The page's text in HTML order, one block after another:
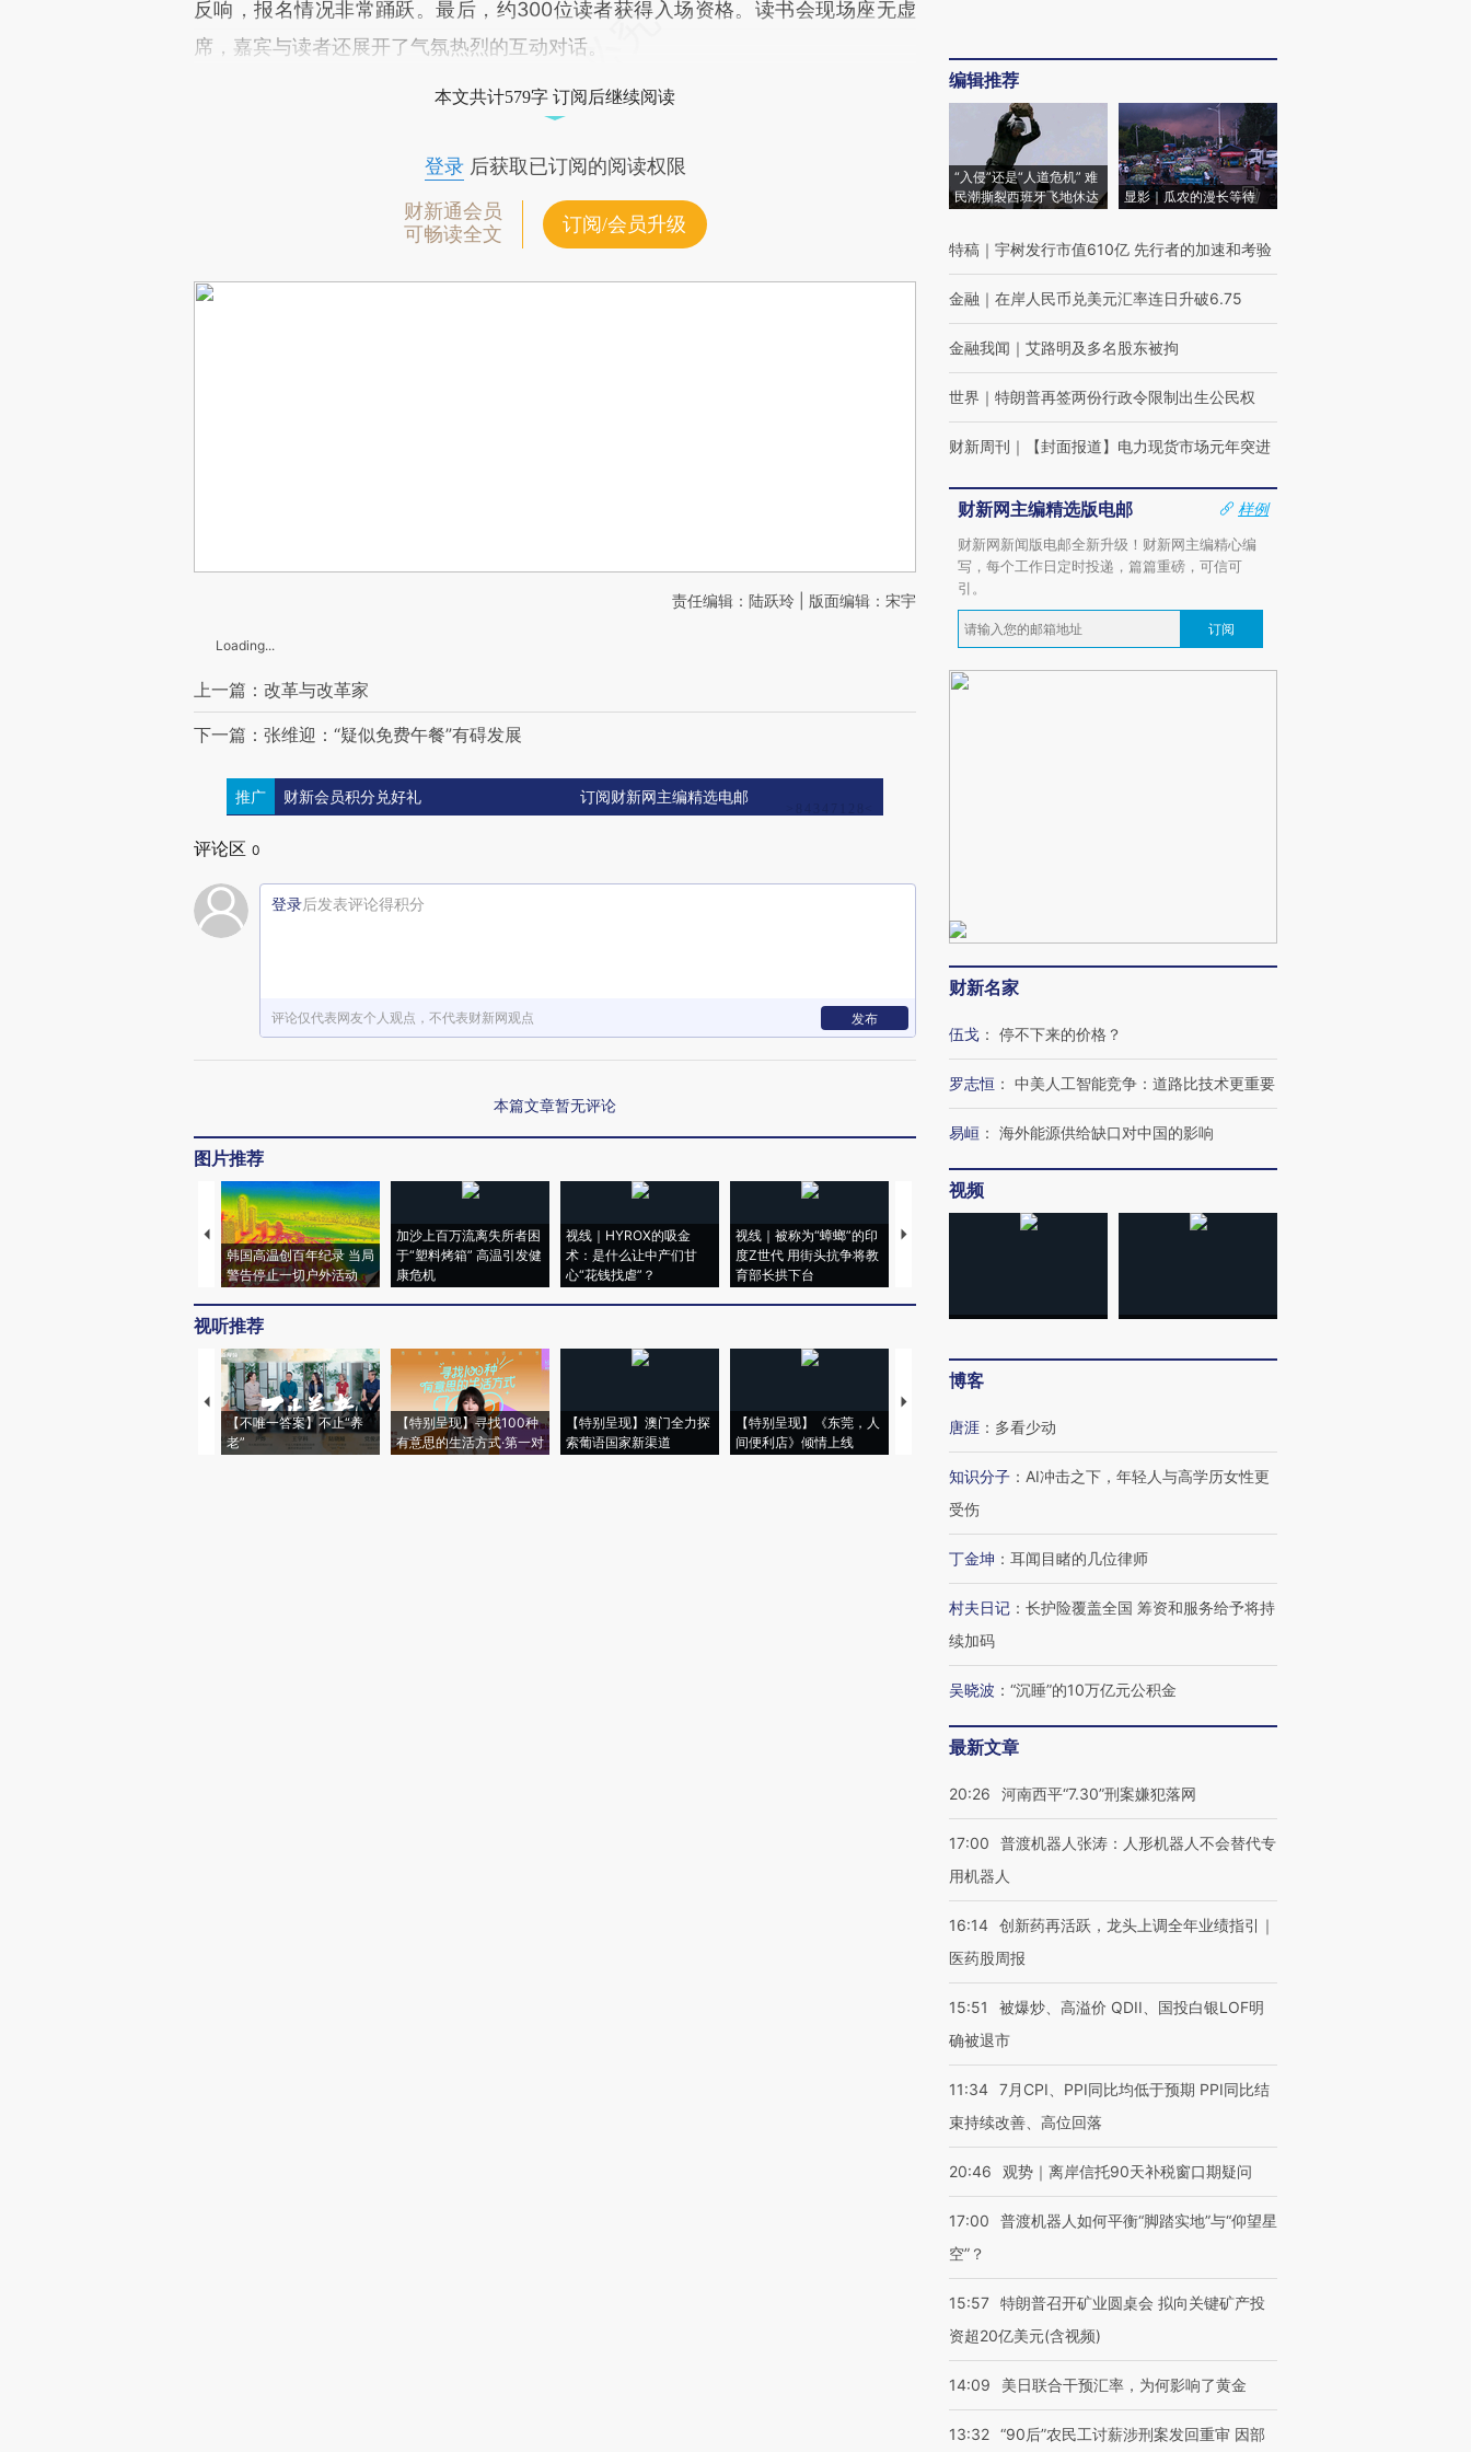
反响，报名情况非常踊跃。最后，约300位读者获得入场资格。读书会现场座无虚
席，嘉宾与读者还展开了气氛热烈的互动对话。
本文共计579字 订阅后继续阅读
登录后获取已订阅的阅读权限
财新通会员
可畅读全文
订阅/会员升级
责任编辑：陆跃玲 | 版面编辑：宋宇
Loading...
上一篇：改革与改革家
下一篇：张维迎：“疑似免费午餐”有碍发展
推广 财新会员积分兑好礼 订阅财新网主编精选电邮
评论区 0
登录后发表评论得积分
评论仅代表网友个人观点，不代表财新网观点 发布
本篇文章暂无评论
图片推荐
韩国高温创百年纪录 当局
警告停止一切户外活动
加沙上百万流离失所者困
于“塑料烤箱” 高温引发健
康危机
视线｜HYROX的吸金
术：是什么让中产们甘
心“花钱找虐”？
视线｜被称为“蟑螂”的印
度Z世代 用街头抗争将教
育部长拱下台
视线｜“入侵”还是“人道危
湖北宜昌局部短时降雨
视听推荐
【不唯一答案】不止“养
老”
【特别呈现】寻找100种
有意思的生活方式·第一对
【特别呈现】澳门全力探
索葡语国家新渠道
【特别呈现】《东莞，人
间便利店》倾情上线
【推广】走进第四届链博
会，让数智科技“链”接产
编辑推荐
“入侵”还是“人道危机” 难
民潮撕裂西班牙飞地休达
显影｜瓜农的漫长等待
特稿 ｜ 宇树发行市值610亿 先行者的加速和考验
金融 ｜ 在岸人民币兑美元汇率连日升破6.75
金融我闻 ｜ 艾路明及多名股东被拘
世界 ｜ 特朗普再签两份行政令限制出生公民权
财新周刊 ｜ 【封面报道】电力现货市场元年突进
财新网主编精选版电邮
样例
财新网新闻版电邮全新升级！财新网主编精心编
写，每个工作日定时投递，篇篇重磅，可信可
引。
订阅
财新名家
伍戈 ： 停不下来的价格？
罗志恒 ： 中美人工智能竞争：道路比技术更重要
易峘 ： 海外能源供给缺口对中国的影响
视频
博客
唐涯 ： 多看少动
知识分子 ： AI冲击之下，年轻人与高学历女性更
受伤
丁金坤 ： 耳闻目睹的几位律师
村夫日记 ： 长护险覆盖全国 筹资和服务给予将持
续加码
吴晓波 ： “沉睡”的10万亿元公积金
最新文章
20:26 河南西平“7.30”刑案嫌犯落网
17:00
普渡机器人张涛：人形机器人不会替代专
用机器人
16:14 创新药再活跃，龙头上调全年业绩指引｜
医药股周报
15:51
被爆炒、高溢价 QDII、国投白银LOF明
确被退市
11:34 7月CPI、PPI同比均低于预期 PPI同比结
束持续改善、高位回落
20:46 观势｜离岸信托90天补税窗口期疑问
17:00
普渡机器人如何平衡“脚踏实地”与“仰望星
空”？
15:57 特朗普召开矿业圆桌会 拟向关键矿产投
资超20亿美元(含视频)
14:09 美日联合干预汇率，为何影响了黄金
13:32 “90后”农民工讨薪涉刑案发回重审 因部